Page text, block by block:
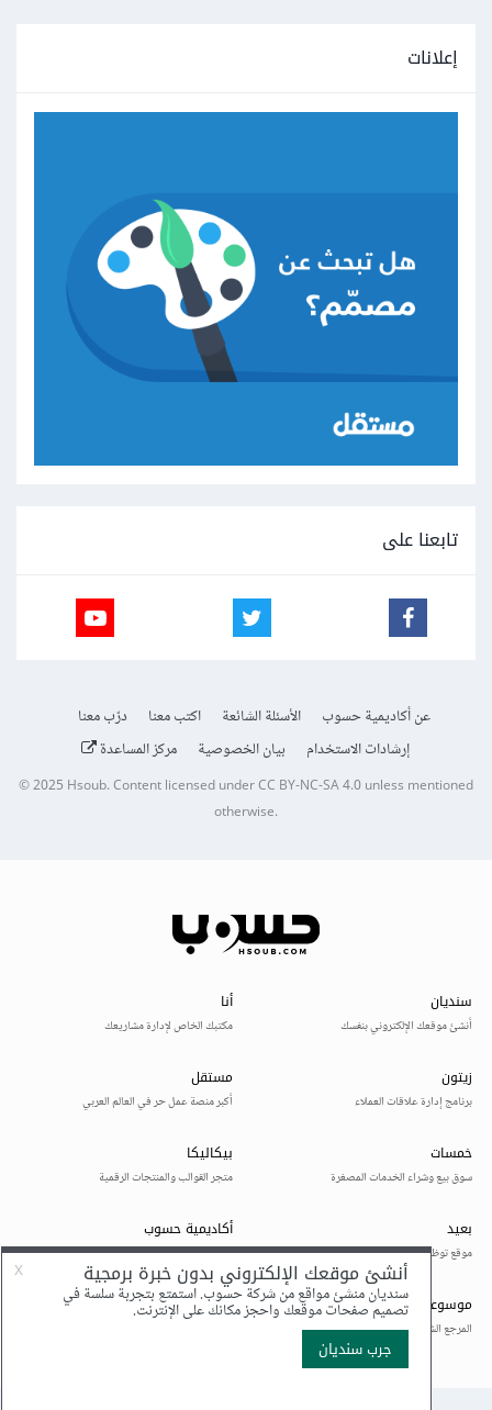
إعلانات
تابعنا على
عن أكاديمية حسوب الأسئلة الشائعة اكتب معنا
درّب معنا
إرشادات الاستخدام
بيان الخصوصية مركز المساعدة
© 2025Hsoub.Content licensed underCC BY-NC-SA 4.0unless mentioned
otherwise.